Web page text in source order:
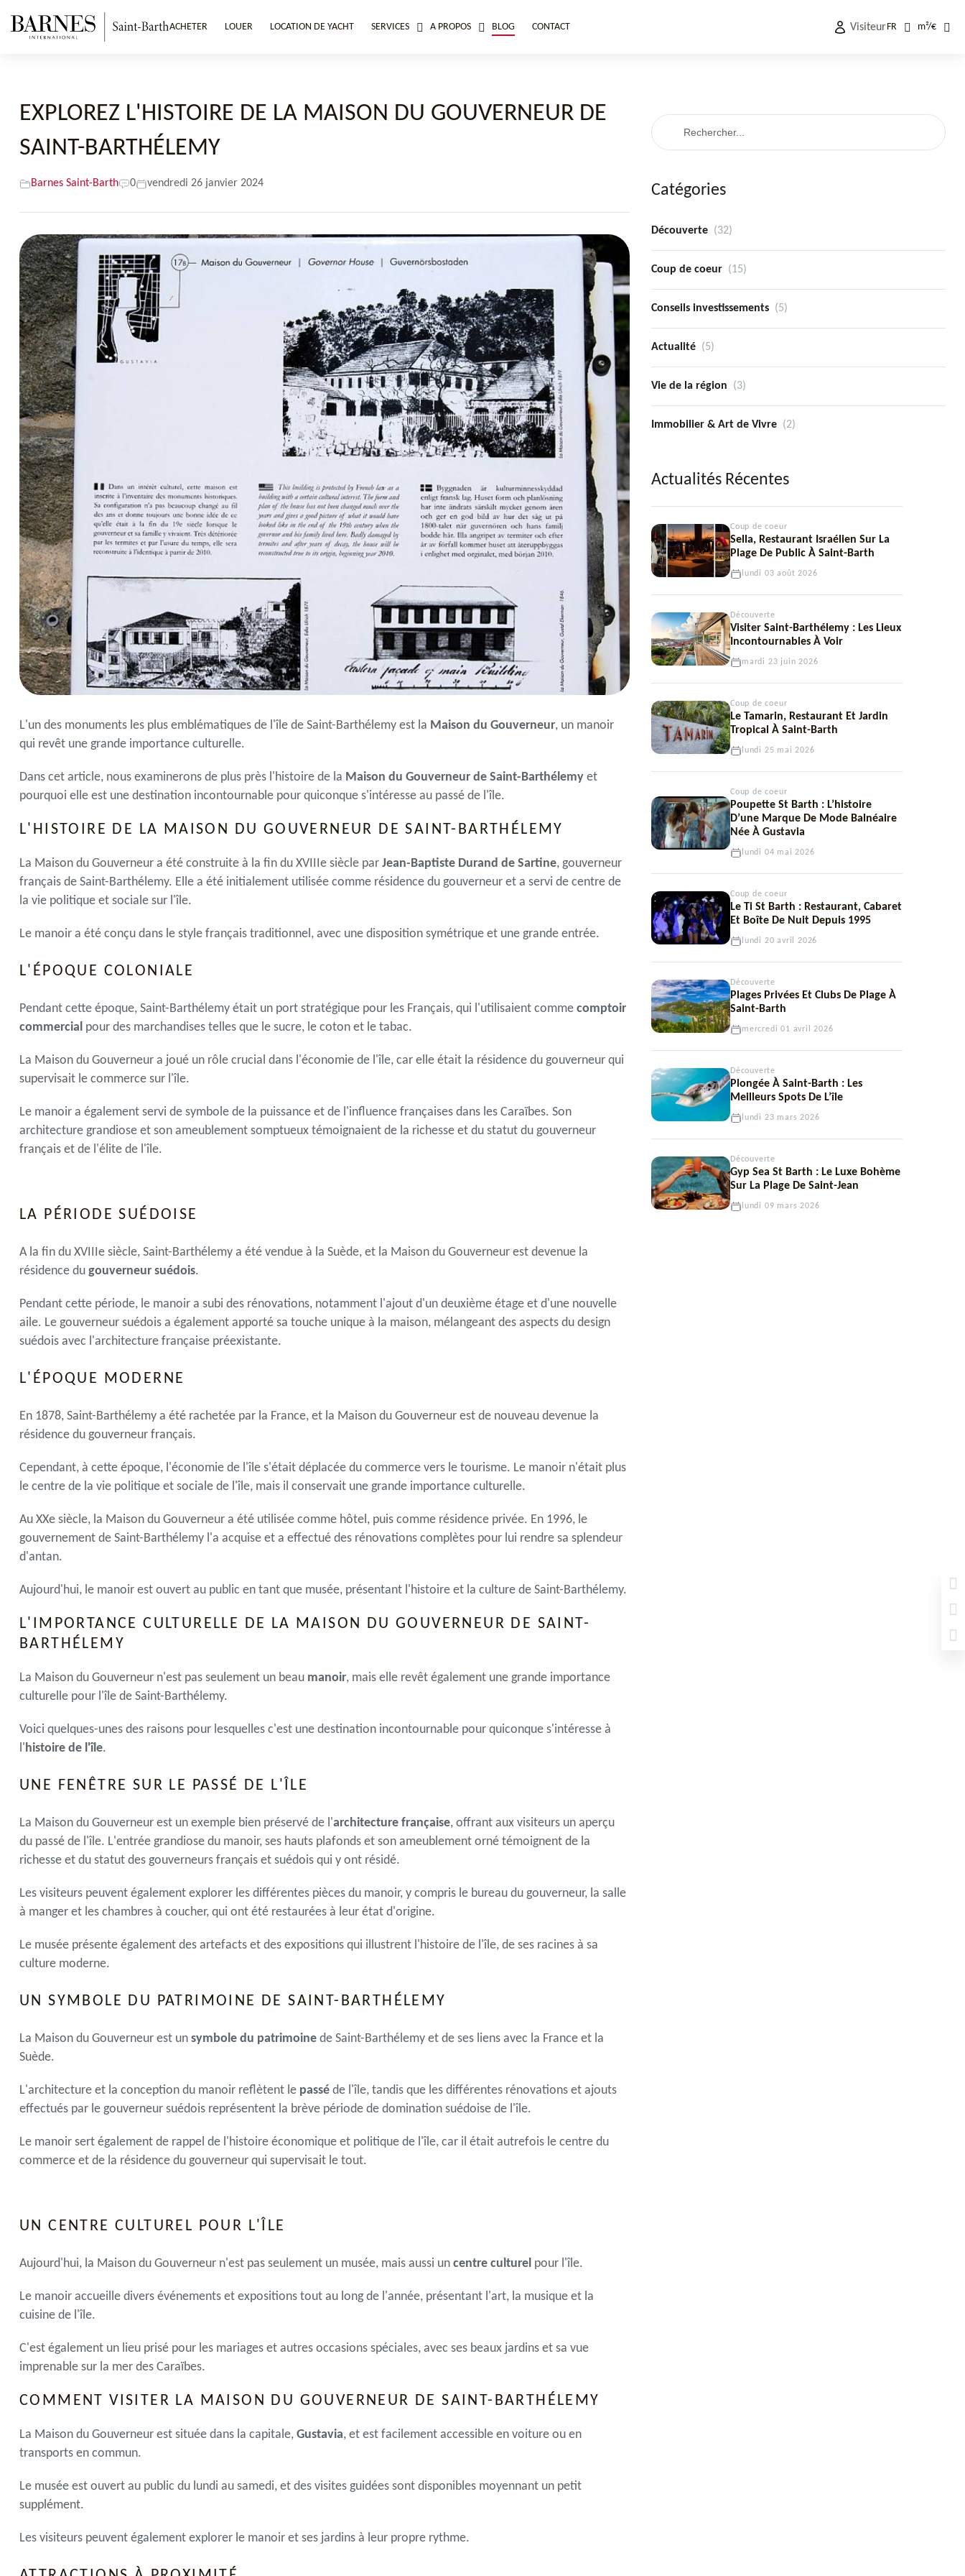
ACHETER LOUER LOCATION DE YACHT SERVICES A PROPOS BLOG CONTACT VisiteurFR m²/€
EXPLOREZ L'HISTOIRE DE LA MAISON DU GOUVERNEUR DE
SAINT-BARTHÉLEMY
Barnes Saint-Barth 0 vendredi 26 janvier 2024
L'un des monuments les plus emblématiques de l'île de Saint-Barthélemy est la Maison du Gouverneur, un manoir
qui revêt une grande importance culturelle.
Dans cet article, nous examinerons de plus près l'histoire de la Maison du Gouverneur de Saint-Barthélemy et
pourquoi elle est une destination incontournable pour quiconque s'intéresse au passé de l'île.
L'HISTOIRE DE LA MAISON DU GOUVERNEUR DE SAINT-BARTHÉLEMY
La Maison du Gouverneur a été construite à la fin du XVIIIe siècle par Jean-Baptiste Durand de Sartine, gouverneur
français de Saint-Barthélemy. Elle a été initialement utilisée comme résidence du gouverneur et a servi de centre de
la vie politique et sociale sur l'île.
Le manoir a été conçu dans le style français traditionnel, avec une disposition symétrique et une grande entrée.
L'ÉPOQUE COLONIALE
Pendant cette époque, Saint-Barthélemy était un port stratégique pour les Français, qui l'utilisaient comme comptoir
commercial pour des marchandises telles que le sucre, le coton et le tabac.
La Maison du Gouverneur a joué un rôle crucial dans l'économie de l'île, car elle était la résidence du gouverneur qui
supervisait le commerce sur l'île.
Le manoir a également servi de symbole de la puissance et de l'influence françaises dans les Caraïbes. Son
architecture grandiose et son ameublement somptueux témoignaient de la richesse et du statut du gouverneur
français et de l'élite de l'île.
LA PÉRIODE SUÉDOISE
A la fin du XVIIIe siècle, Saint-Barthélemy a été vendue à la Suède, et la Maison du Gouverneur est devenue la
résidence du gouverneur suédois.
Pendant cette période, le manoir a subi des rénovations, notamment l'ajout d'un deuxième étage et d'une nouvelle
aile. Le gouverneur suédois a également apporté sa touche unique à la maison, mélangeant des aspects du design
suédois avec l'architecture française préexistante.
L'ÉPOQUE MODERNE
En 1878, Saint-Barthélemy a été rachetée par la France, et la Maison du Gouverneur est de nouveau devenue la
résidence du gouverneur français.
Cependant, à cette époque, l'économie de l'île s'était déplacée du commerce vers le tourisme. Le manoir n'était plus
le centre de la vie politique et sociale de l'île, mais il conservait une grande importance culturelle.
Au XXe siècle, la Maison du Gouverneur a été utilisée comme hôtel, puis comme résidence privée. En 1996, le
gouvernement de Saint-Barthélemy l'a acquise et a effectué des rénovations complètes pour lui rendre sa splendeur
d'antan.
Aujourd'hui, le manoir est ouvert au public en tant que musée, présentant l'histoire et la culture de Saint-Barthélemy.
L'IMPORTANCE CULTURELLE DE LA MAISON DU GOUVERNEUR DE SAINT-
BARTHÉLEMY
La Maison du Gouverneur n'est pas seulement un beau manoir, mais elle revêt également une grande importance
culturelle pour l'île de Saint-Barthélemy.
Voici quelques-unes des raisons pour lesquelles c'est une destination incontournable pour quiconque s'intéresse à
l'histoire de l'île.
UNE FENÊTRE SUR LE PASSÉ DE L'ÎLE
La Maison du Gouverneur est un exemple bien préservé de l'architecture française, offrant aux visiteurs un aperçu
du passé de l'île. L'entrée grandiose du manoir, ses hauts plafonds et son ameublement orné témoignent de la
richesse et du statut des gouverneurs français et suédois qui y ont résidé.
Les visiteurs peuvent également explorer les différentes pièces du manoir, y compris le bureau du gouverneur, la salle
à manger et les chambres à coucher, qui ont été restaurées à leur état d'origine.
Le musée présente également des artefacts et des expositions qui illustrent l'histoire de l'île, de ses racines à sa
culture moderne.
UN SYMBOLE DU PATRIMOINE DE SAINT-BARTHÉLEMY
La Maison du Gouverneur est un symbole du patrimoine de Saint-Barthélemy et de ses liens avec la France et la
Suède.
L'architecture et la conception du manoir reflètent le passé de l'île, tandis que les différentes rénovations et ajouts
effectués par le gouverneur suédois représentent la brève période de domination suédoise de l'île.
Le manoir sert également de rappel de l'histoire économique et politique de l'île, car il était autrefois le centre du
commerce et de la résidence du gouverneur qui supervisait le tout.
UN CENTRE CULTUREL POUR L'ÎLE
Aujourd'hui, la Maison du Gouverneur n'est pas seulement un musée, mais aussi un centre culturel pour l'île.
Le manoir accueille divers événements et expositions tout au long de l'année, présentant l'art, la musique et la
cuisine de l'île.
C'est également un lieu prisé pour les mariages et autres occasions spéciales, avec ses beaux jardins et sa vue
imprenable sur la mer des Caraïbes.
COMMENT VISITER LA MAISON DU GOUVERNEUR DE SAINT-BARTHÉLEMY
La Maison du Gouverneur est située dans la capitale, Gustavia, et est facilement accessible en voiture ou en
transports en commun.
Le musée est ouvert au public du lundi au samedi, et des visites guidées sont disponibles moyennant un petit
supplément.
Les visiteurs peuvent également explorer le manoir et ses jardins à leur propre rythme.
Catégories
Découverte (32)
Coup de coeur (15)
Conseils investissements (5)
Actualité (5)
Vie de la région (3)
Immobilier & Art de Vivre (2)
Actualités Récentes
Coup de coeur
Sella, Restaurant Israélien Sur La
Plage De Public À Saint-Barth
lundi 03 août 2026
Découverte
Visiter Saint-Barthélemy : Les Lieux
Incontournables À Voir
mardi 23 juin 2026
Coup de coeur
Le Tamarin, Restaurant Et Jardin
Tropical À Saint-Barth
lundi 25 mai 2026
Coup de coeur
Poupette St Barth : L’histoire
D’une Marque De Mode Balnéaire
Née À Gustavia
lundi 04 mai 2026
Coup de coeur
Le Ti St Barth : Restaurant, Cabaret
Et Boîte De Nuit Depuis 1995
lundi 20 avril 2026
Découverte
Plages Privées Et Clubs De Plage À
Saint-Barth
mercredi 01 avril 2026
Découverte
Plongée À Saint-Barth : Les
Meilleurs Spots De L’île
lundi 23 mars 2026
Découverte
Gyp Sea St Barth : Le Luxe Bohème
Sur La Plage De Saint-Jean
lundi 09 mars 2026